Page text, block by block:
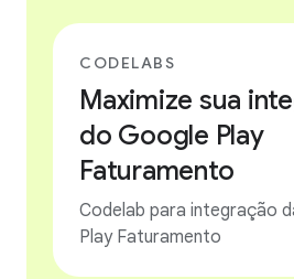
CODELABS
Maximize sua
do Google Play
Faturamento
Codelab para integração
Play Faturamento